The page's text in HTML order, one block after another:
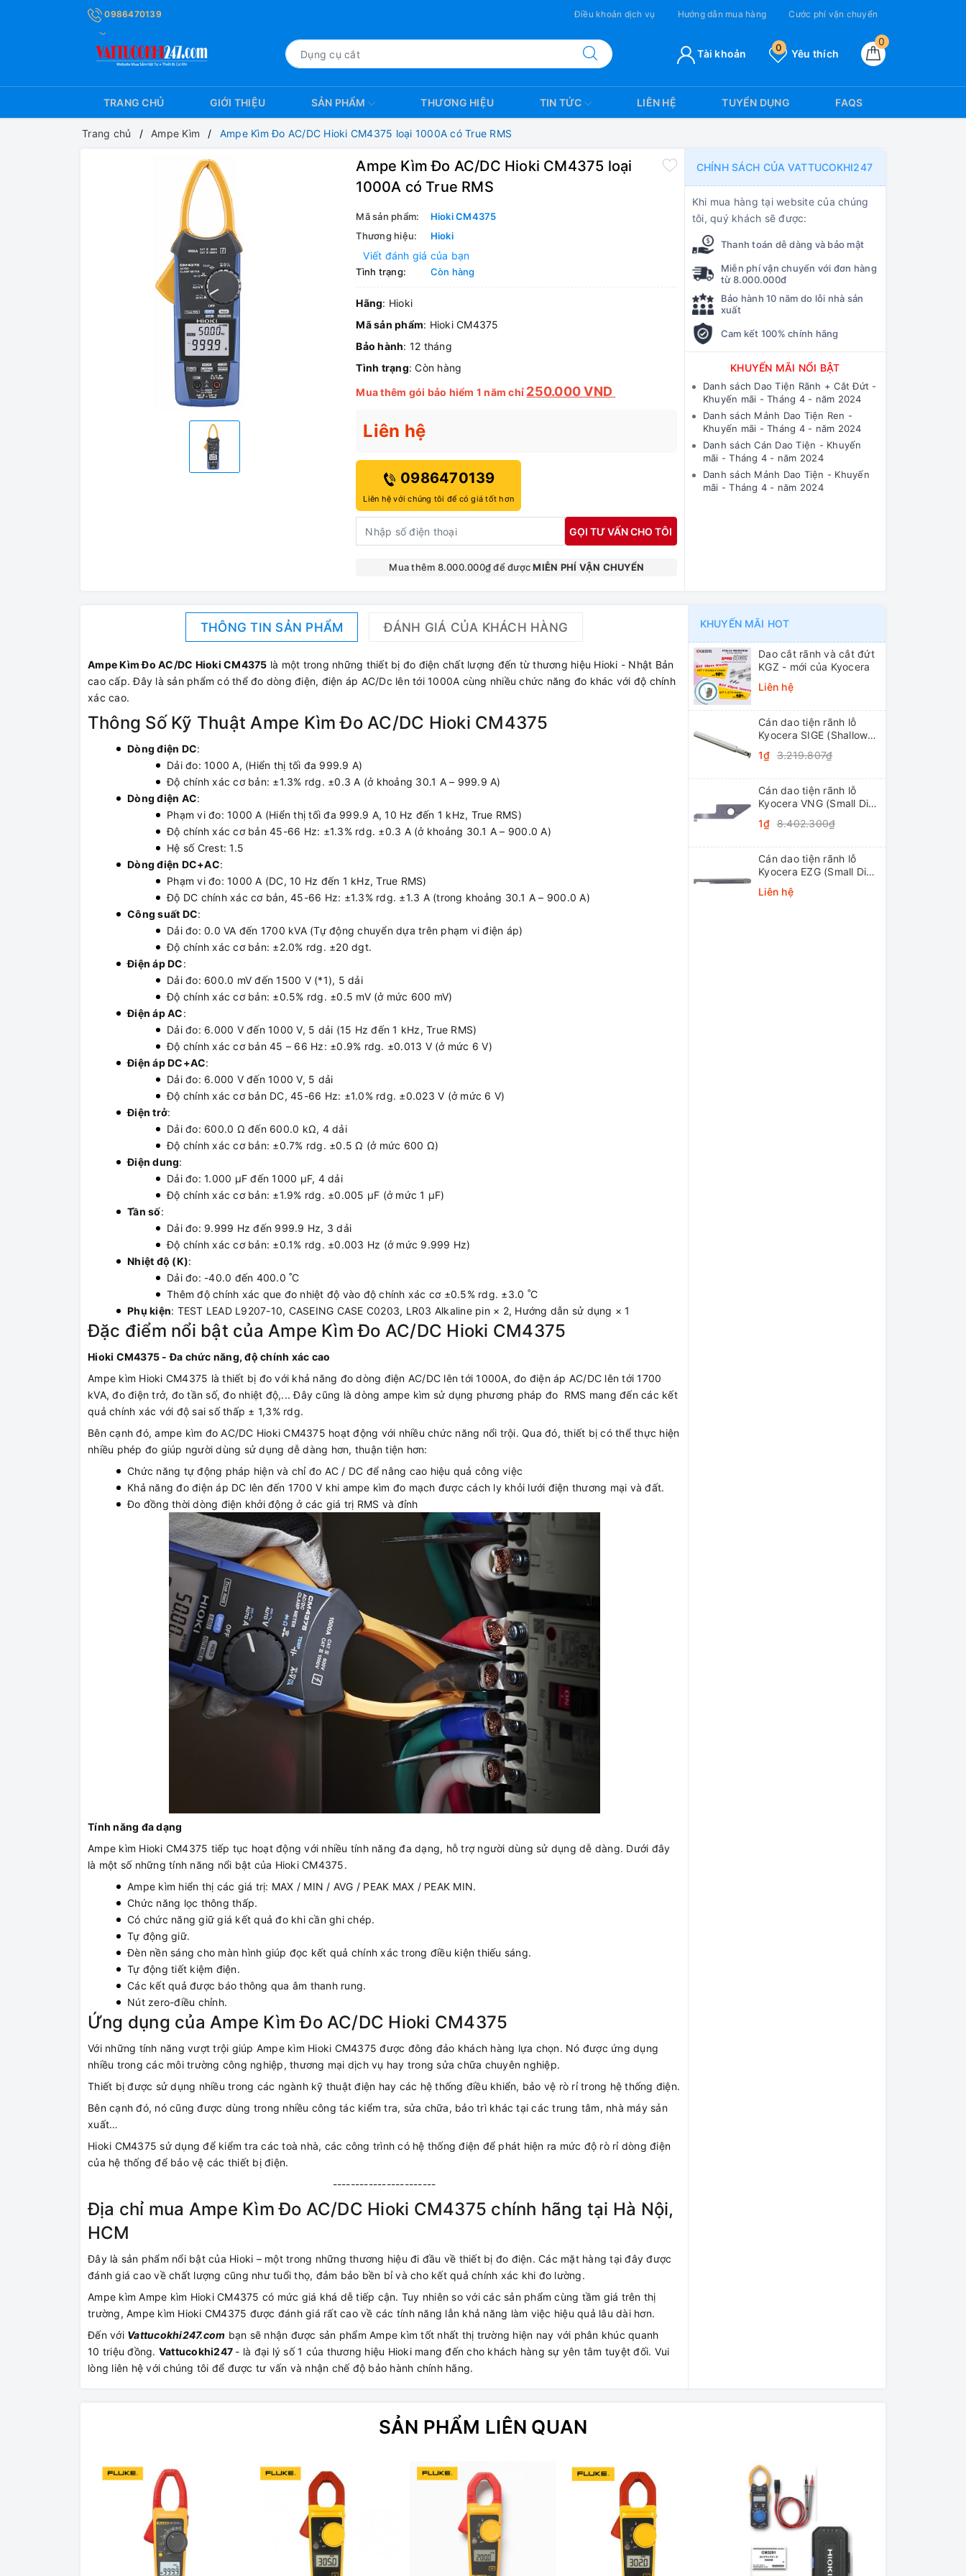
0986470139 Điều khoản dịch vụ Hướng dẫn mua hàng Cước phí vận chuyển
0
Yêu thích
0
Tài khoản
TRANG CHỦ GIỚI THIỆU SẢN PHẨM THƯƠNG HIỆU TIN TỨC LIÊN HỆ TUYỂN DỤNG FAQS
Trang chủ Ampe Kìm Ampe Kìm Đo AC/DC Hioki CM4375 loại 1000A có True RMS
Ampe Kìm Đo AC/DC Hioki CM4375 loại
1000A có True RMS
Mã sản phẩm:
Hioki CM4375
Thương hiệu:
Hioki
Viết đánh giá của bạn
Tình trạng: Còn hàng
Hãng: Hioki
Mã sản phẩm: Hioki CM4375
Bảo hành: 12 tháng
Tình trạng: Còn hàng
Mua thêm gói bảo hiểm 1 năm chỉ 250.000 VND
Liên hệ
0986470139
Liên hệ với chúng tôi để có giá tốt hơn
GỌI TƯ VẤN CHO TÔI
Mua thêm 8.000.000₫ để đượcMIỄN PHÍ VẬN CHUYỂN
CHÍNH SÁCH CỦA VATTUCOKHI247
Khi mua hàng tại website của chúng
tôi, quý khách sẽ được:
Thanh toán dễ dàng và bảo mật
Miễn phí vận chuyển với đơn hàng
từ 8.000.000đ
Bảo hành 10 năm do lỗi nhà sản
xuất
Cam kết 100% chính hãng
KHUYẾN MÃI NỔI BẬT
Danh sách Dao Tiện Rãnh + Cắt Đứt -
Khuyến mãi - Tháng 4 - năm 2024
Danh sách Mảnh Dao Tiện Ren -
Khuyến mãi - Tháng 4 - năm 2024
Danh sách Cán Dao Tiện - Khuyến
mãi - Tháng 4 - năm 2024
Danh sách Mảnh Dao Tiện - Khuyến
mãi - Tháng 4 - năm 2024
THÔNG TIN SẢN PHẨM ĐÁNH GIÁ CỦA KHÁCH HÀNG
Ampe Kìm Đo AC/DC Hioki CM4375 là một trong những thiết bị đo điện chất lượng đến từ thương hiệu Hioki - Nhật Bản
cao cấp. Đây là sản phẩm có thể đo dòng điện, điện áp AC/Dc lên tới 1000A cùng nhiều chức năng đo khác với độ chính
xác cao.
Thông Số Kỹ Thuật Ampe Kìm Đo AC/DC Hioki CM4375
Dòng điện DC:
Dải đo: 1000 A, (Hiển thị tối đa 999.9 A)
Độ chính xác cơ bản: ±1.3% rdg. ±0.3 A (ở khoảng 30.1 A – 999.9 A)
Dòng điện AC:
Phạm vi đo: 1000 A (Hiển thị tối đa 999.9 A, 10 Hz đến 1 kHz, True RMS)
Độ chính xác cơ bản 45-66 Hz: ±1.3% rdg. ±0.3 A (ở khoảng 30.1 A – 900.0 A)
Hệ số Crest: 1.5
Dòng điện DC+AC:
Phạm vi đo: 1000 A (DC, 10 Hz đến 1 kHz, True RMS)
Độ DC chính xác cơ bản, 45-66 Hz: ±1.3% rdg. ±1.3 A (trong khoảng 30.1 A – 900.0 A)
Công suất DC:
Dải đo: 0.0 VA đến 1700 kVA (Tự động chuyển dựa trên phạm vi điện áp)
Độ chính xác cơ bản: ±2.0% rdg. ±20 dgt.
Điện áp DC:
Dải đo: 600.0 mV đến 1500 V (*1), 5 dải
Độ chính xác cơ bản: ±0.5% rdg. ±0.5 mV (ở mức 600 mV)
Điện áp AC:
Dải đo: 6.000 V đến 1000 V, 5 dải (15 Hz đến 1 kHz, True RMS)
Độ chính xác cơ bản 45 – 66 Hz: ±0.9% rdg. ±0.013 V (ở mức 6 V)
Điện áp DC+AC:
Dải đo: 6.000 V đến 1000 V, 5 dải
Độ chính xác cơ bản DC, 45-66 Hz: ±1.0% rdg. ±0.023 V (ở mức 6 V)
Điện trở:
Dải đo: 600.0 Ω đến 600.0 kΩ, 4 dải
Độ chính xác cơ bản: ±0.7% rdg. ±0.5 Ω (ở mức 600 Ω)
Điện dung:
Dải đo: 1.000 μF đến 1000 μF, 4 dải
Độ chính xác cơ bản: ±1.9% rdg. ±0.005 μF (ở mức 1 μF)
Tần số:
Dải đo: 9.999 Hz đến 999.9 Hz, 3 dải
Độ chính xác cơ bản: ±0.1% rdg. ±0.003 Hz (ở mức 9.999 Hz)
Nhiệt độ (K):
Dải đo: -40.0 đến 400.0 ˚C
Thêm độ chính xác que đo nhiệt độ vào độ chính xác cơ ±0.5% rdg. ±3.0 ˚C
Phụ kiện: TEST LEAD L9207-10, CASEING CASE C0203, LR03 Alkaline pin × 2, Hướng dẫn sử dụng × 1
Đặc điểm nổi bật của Ampe Kìm Đo AC/DC Hioki CM4375
Hioki CM4375 - Đa chức năng, độ chính xác cao
Ampe kìm Hioki CM4375 là thiết bị đo với khả năng đo dòng điện AC/DC lên tới 1000A, đo điện áp AC/DC lên tới 1700
kVA, đo điện trở, đo tần số, đo nhiệt độ,... Đây cũng là dòng ampe kìm sử dụng phương pháp đo RMS mang đến các kết
quả chính xác với độ sai số thấp ± 1,3% rdg.
Bên cạnh đó, ampe kìm đo AC/DC Hioki CM4375 hoạt động với nhiều chức năng nổi trội. Qua đó, thiết bị có thể thực hiện
nhiều phép đo giúp người dùng sử dụng dễ dàng hơn, thuận tiện hơn:
Chức năng tự động pháp hiện và chỉ đo AC / DC để nâng cao hiệu quả công việc
Khả năng đo điện áp DC lên đến 1700 V khi ampe kìm đo mạch được cách ly khỏi lưới điện thương mại và đất.
Đo đồng thời dòng điện khởi động ở các giá trị RMS và đỉnh
Tính năng đa dạng
Ampe kìm Hioki CM4375 tiếp tục hoạt động với nhiều tính năng đa dạng, hỗ trợ người dùng sử dụng dễ dàng. Dưới đây
là một số những tính năng nổi bật của Hioki CM4375.
Ampe kìm hiển thị các giá trị: MAX / MIN / AVG / PEAK MAX / PEAK MIN.
Chức năng lọc thông thấp.
Có chức năng giữ giá kết quả đo khi cần ghi chép.
Tự động giữ.
Đèn nền sáng cho màn hình giúp đọc kết quả chính xác trong điều kiện thiếu sáng.
Tự động tiết kiệm điện.
Các kết quả được báo thông qua âm thanh rung.
Nút zero-điều chỉnh.
Ứng dụng của Ampe Kìm Đo AC/DC Hioki CM4375
Với những tính năng vượt trội giúp Ampe kìm Hioki CM4375 được đông đảo khách hàng lựa chọn. Nó được ứng dụng
nhiều trong các môi trường công nghiệp, thương mại dịch vụ hay trong sửa chữa chuyên nghiệp.
Thiết bị được sử dụng nhiều trong các ngành kỹ thuật điện hay các hệ thống điều khiển, bảo vệ rò rỉ trong hệ thống điện.
Bên cạnh đó, nó cũng được dùng trong nhiều công tác kiểm tra, sửa chữa, bảo trì khác tại các trung tâm, nhà máy sản
xuất…
Hioki CM4375 sử dụng để kiểm tra các toà nhà, các công trình có hệ thống điện để phát hiện ra mức độ rò rỉ dòng điện
của hệ thống để bảo vệ các thiết bị điện.
-----------------------
Địa chỉ mua Ampe Kìm Đo AC/DC Hioki CM4375 chính hãng tại Hà Nội,
HCM
Đây là sản phẩm nổi bật của Hioki – một trong những thương hiệu đi đầu về thiết bị đo điện. Các mặt hàng tại đây được
đánh giá cao về chất lượng cũng như tuổi thọ, đảm bảo bền bỉ và cho kết quả chính xác khi đo lường.
Ampe kìm Ampe kìm Hioki CM4375 có mức giá khá dễ tiếp cận. Tuy nhiên so với các sản phẩm cùng tầm giá trên thị
trường, Ampe kìm Hioki CM4375 được đánh giá rất cao về các tính năng lẫn khả năng làm việc hiệu quả lâu dài hơn.
Đến với Vattucokhi247.com bạn sẽ nhận được sản phẩm Ampe kìm tốt nhất thị trường hiện nay với phân khúc quanh
10 triệu đồng. Vattucokhi247 - là đại lý số 1 của thương hiệu Hioki mang đến cho khách hàng sự yên tâm tuyệt đối. Vui
lòng liên hệ với chúng tôi để được tư vấn và nhận chế độ bảo hành chính hãng.
KHUYẾN MÃI HOT
Dao cắt rãnh và cắt đứt
KGZ - mới của Kyocera
Liên hệ
Cán dao tiện rãnh lỗ
Kyocera SIGE (Shallow
1₫ 3.219.807₫
Cán dao tiện rãnh lỗ
Kyocera VNG (Small Dia.
System Tip-Bars)
1₫ 8.402.300₫
Cán dao tiện rãnh lỗ
Kyocera EZG (Small Dia.
Bars)
Liên hệ
SẢN PHẨM LIÊN QUAN